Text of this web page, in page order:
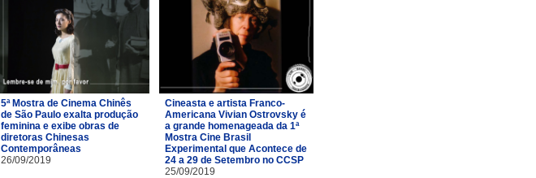
5ª Mostra de Cinema Chinês
de São Paulo exalta produção
feminina e exibe obras de
diretoras Chinesas
Contemporâneas
26/09/2019
Cineasta e artista Franco-
Americana Vivian Ostrovsky é
a grande homenageada da 1ª
Mostra Cine Brasil
Experimental que Acontece de
24 a 29 de Setembro no CCSP
25/09/2019